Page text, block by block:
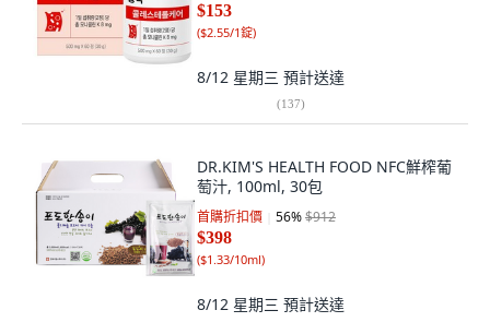
$153
($2.55/1錠)
8/12 星期三 預計送達
(137)
DR.KIM'S HEALTH FOOD NFC鮮榨葡
萄汁, 100ml, 30包
首購折扣價 56%$912
$398
($1.33/10ml)
8/12 星期三 預計送達